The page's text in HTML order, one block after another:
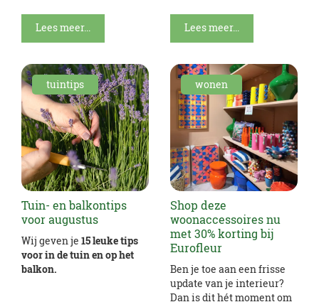
Lees meer... Lees meer...
tuintips
Tuin- en balkontips
voor augustus
Wij geven je 15 leuke tips
voor in de tuin en op het
balkon.
wonen
Shop deze
woonaccessoires nu
met 30% korting bij
Eurofleur
Ben je toe aan een frisse
update van je interieur?
Dan is dit hét moment om